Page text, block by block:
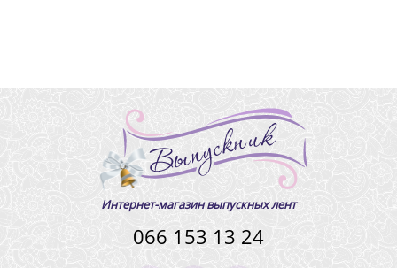
Интернет-магазин выпускных лент
066 153 13 24